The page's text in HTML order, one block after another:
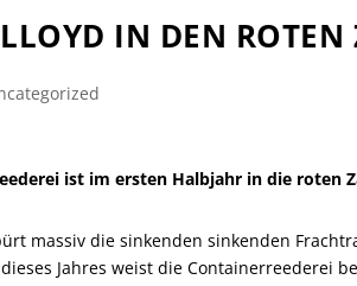
IN DEN ROTEN
ist im ersten Halbjahr in die roten
massiv die sinkenden sinkenden
Jahres weist die Containerreederei